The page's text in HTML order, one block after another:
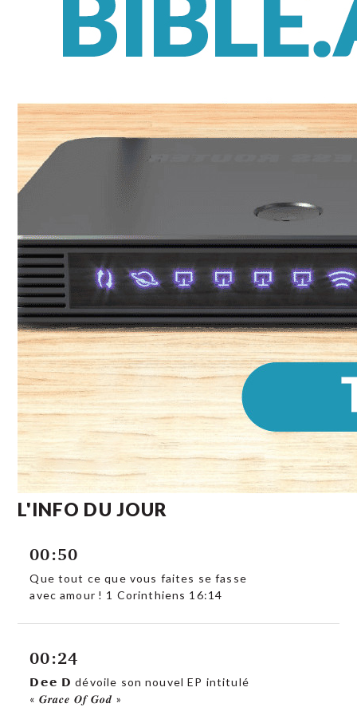
L'INFO DU JOUR
00:50
Que tout ce que vous faites se fasse
avec amour ! 1 Corinthiens 16:14
00:24
𝗗𝗲𝗲 𝗗 dévoile son nouvel EP intitulé
« 𝑮𝒓𝒂𝒄𝒆 𝑶𝒇 𝑮𝒐𝒅 »